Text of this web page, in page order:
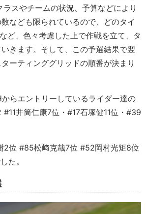
スやチームの状況、予算などにより
なども限られているので、どのタイ
ど、色々考慮した上で作戦を立て、タ
きます。そして、この予選結果で翌
ーティンググリッドの順番が決まり
らエントリーしているライダー達の
井筒仁康7位・#17石塚健11位・#39
2位 #85松﨑克哉7位 #52岡村光矩8位
た。